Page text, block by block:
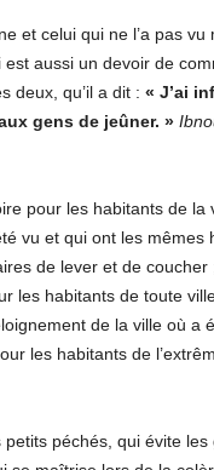
et celui qui ne l’a pas
aussi un devoir de
deux, qu’il a dit : « J’ai
gens de jeûner. »
pour les habitants de la
vu et qui ont les mêmes
de lever et de coucher
les habitants de toute
de la ville où a
les habitants de
péchés, qui évite les